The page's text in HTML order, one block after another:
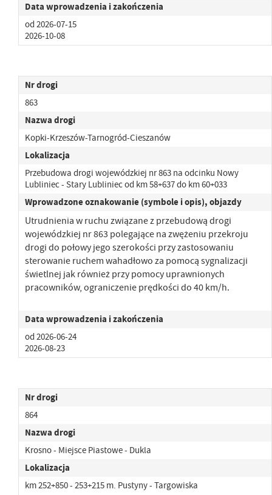
Data wprowadzenia i zakończenia
od 2026-07-15
2026-10-08
Nr drogi
863
Nazwa drogi
Kopki-Krzeszów-Tarnogród-Cieszanów
Lokalizacja
Przebudowa drogi wojewódzkiej nr 863 na odcinku Nowy
Lubliniec - Stary Lubliniec od km 58+637 do km 60+033
Wprowadzone oznakowanie (symbole i opis), objazdy
Utrudnienia w ruchu związane z przebudową drogi
wojewódzkiej nr 863 polegające na zwężeniu przekroju
drogi do połowy jego szerokości przy zastosowaniu
sterowanie ruchem wahadłowo za pomocą sygnalizacji
świetlnej jak również przy pomocy uprawnionych
pracowników, ograniczenie prędkości do 40 km/h.
Data wprowadzenia i zakończenia
od 2026-06-24
2026-08-23
Nr drogi
864
Nazwa drogi
Krosno - Miejsce Piastowe - Dukla
Lokalizacja
km 252+850 - 253+215 m. Pustyny - Targowiska